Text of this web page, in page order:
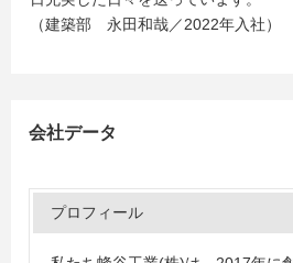
（建築部 永田和哉／2022年入社）
会社データ
プロフィール